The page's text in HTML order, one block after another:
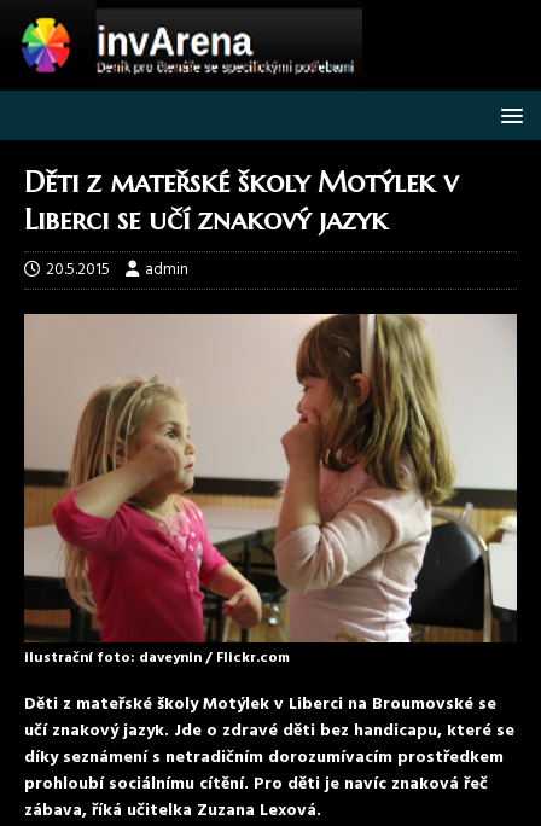
Děti z mateřské školy Motýlek v
Liberci se učí znakový jazyk
20.5.2015 admin
ilustrační foto: daveynin / Flickr.com
Děti z mateřské školy Motýlek v Liberci na Broumovské se
učí znakový jazyk. Jde o zdravé děti bez handicapu, které se
díky seznámení s netradičním dorozumívacím prostředkem
prohloubí sociálnímu cítění. Pro děti je navíc znaková řeč
zábava, říká učitelka Zuzana Lexová.